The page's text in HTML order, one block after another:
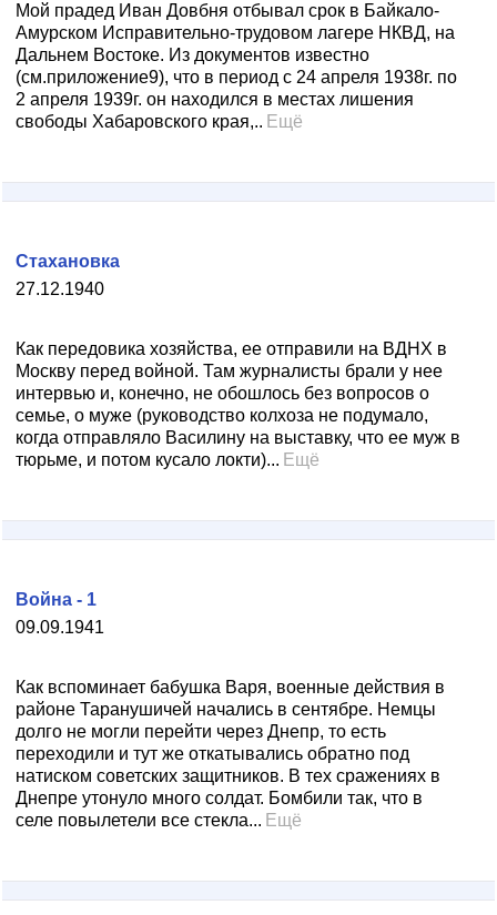
Мой прадед Иван Довбня отбывал срок в Байкало-
Амурском Исправительно-трудовом лагере НКВД, на
Дальнем Востоке. Из документов известно
(см.приложение9), что в период с 24 апреля 1938г. по
2 апреля 1939г. он находился в местах лишения
свободы Хабаровского края,.. Ещё
27.12.1940
Стахановка
Как передовика хозяйства, ее отправили на ВДНХ в
Москву перед войной. Там журналисты брали у нее
интервью и, конечно, не обошлось без вопросов о
семье, о муже (руководство колхоза не подумало,
когда отправляло Василину на выставку, что ее муж в
тюрьме, и потом кусало локти)... Ещё
09.09.1941
Война - 1
Как вспоминает бабушка Варя, военные действия в
районе Таранушичей начались в сентябре. Немцы
долго не могли перейти через Днепр, то есть
переходили и тут же откатывались обратно под
натиском советских защитников. В тех сражениях в
Днепре утонуло много солдат. Бомбили так, что в
селе повылетели все стекла... Ещё